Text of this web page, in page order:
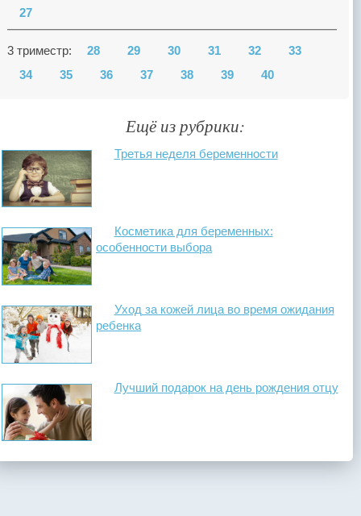
27
3 триместр: 28 29 30 31 32
33
34
35 36 37 38 39 40
Ещё из рубрики:
Третья неделя беременности
Косметика для беременных:
особенности выбора
Уход за кожей лица во время ожидания
ребенка
Лучший подарок на день рождения отцу